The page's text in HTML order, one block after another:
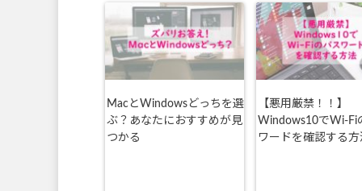
MacとWindowsどっちを選
ぶ？あなたにおすすめが見
つかる
【悪用厳禁！！】
Windows10でWi-Fi
ワードを確認する方